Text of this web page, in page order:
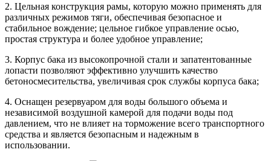
2. Цельная конструкция рамы, которую можно применять для
различных режимов тяги, обеспечивая безопасное и
стабильное вождение; цельное гибкое управление осью,
простая структура и более удобное управление;
3. Корпус бака из высокопрочной стали и запатентованные
лопасти позволяют эффективно улучшить качество
бетоносмесительства, увеличивая срок службы корпуса бака;
4. Оснащен резервуаром для воды большого объема и
независимой воздушной камерой для подачи воды под
давлением, что не влияет на торможение всего транспортного
средства и является безопасным и надежным в
использовании.